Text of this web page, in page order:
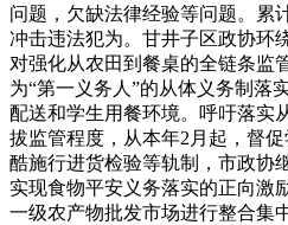
问题，欠缺法律经验等问题。累
冲击违法犯为。甘井子区政协环
对强化从农田到餐桌的全链条监
为“第一义务人”的从体义务制落
配送和学生用餐环境。呼吁落实
拔监管程度，从本年2月起，督
酷施行进货检验等轨制，市政协
实现食物平安义务落实的正向激
一级农产物批发市场进行整合集